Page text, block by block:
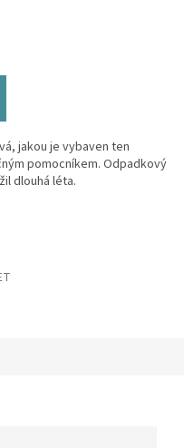
jakou je vybaven ten
pomocníkem. Odpadkový
dlouhá léta.